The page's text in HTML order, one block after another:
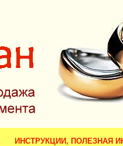
ИНСТРУКЦИИ, ПОЛЕЗНАЯ